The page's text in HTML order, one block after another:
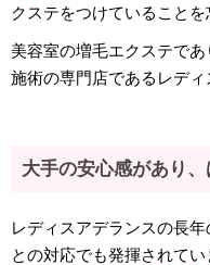
クステをつけていることを
美容室の増毛エクステで
施術の専門店であるレディ
大手の安心感があり
レディスアデランスの長
との対応でも発揮されて